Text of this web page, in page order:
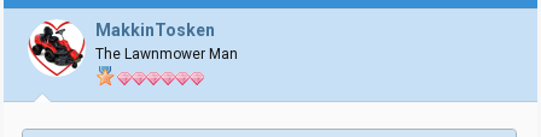
j
o
n
e
r
MakkinTosken
The Lawnmower Man